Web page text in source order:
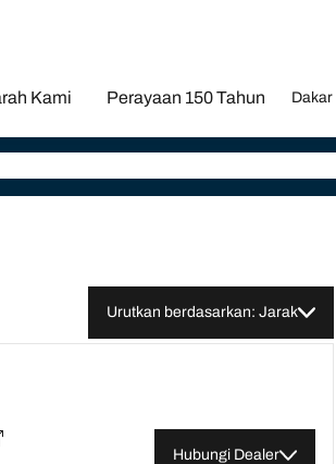
Kami Perayaan 150 Tahun Dakar
Urutkan berdasarkan: Jarak
Hubungi Dealer